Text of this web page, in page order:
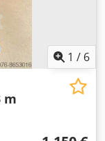
1 / 6
m